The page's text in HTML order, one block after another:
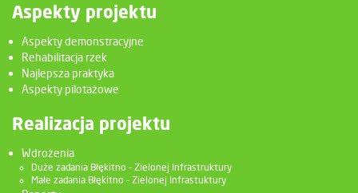
Aspekty projektu
Aspekty demonstracyjne
Rehabilitacja rzek
Najlepsza praktyka
Aspekty pilotażowe
Realizacja projektu
Wdrożenia
Duże zadania Błękitno - Zielonej Infrastruktury
Małe zadania Błękitno - Zielonej Infrastuktury